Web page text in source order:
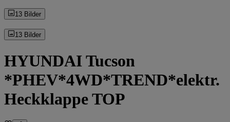
13 Bilder
13 Bilder
HYUNDAI Tucson
*PHEV*4WD*TREND*elektr.
Heckklappe TOP